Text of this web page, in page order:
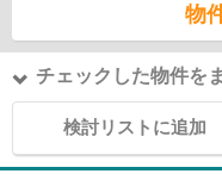
物
チェックした物件を
検討リストに追加